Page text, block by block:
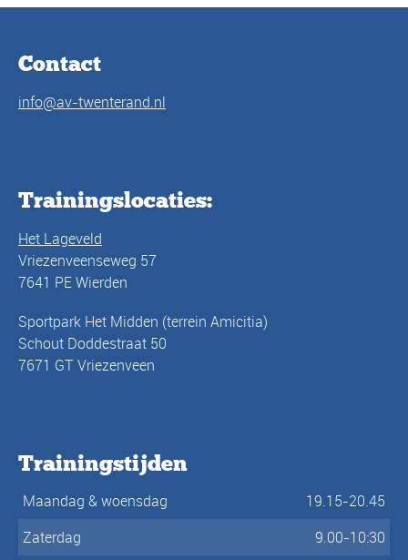
Contact
info@av-twenterand.nl
Trainingslocaties:
Het Lageveld
Vriezenveenseweg 57
7641 PE Wierden
Sportpark Het Midden (terrein Amicitia)
Schout Doddestraat 50
7671 GT Vriezenveen
Trainingstijden
Maandag & woensdag
19.15-20.45
Zaterdag
9.00-10:30